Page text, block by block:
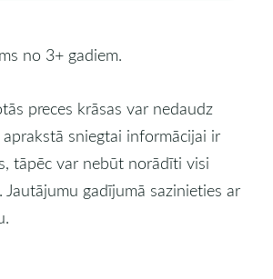
no 3+ gadiem.
preces krāsas var nedaudz
sniegtai informācijai ir
tāpēc var nebūt norādīti visi
Jautājumu gadījumā sazinieties ar